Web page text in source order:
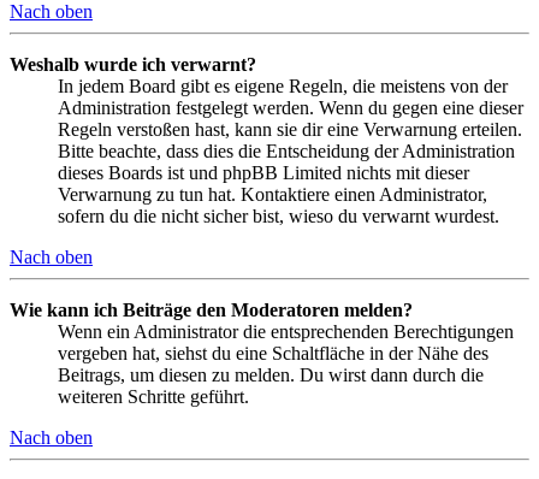
Nach oben
Weshalb wurde ich verwarnt?
In jedem Board gibt es eigene Regeln, die meistens von der
Administration festgelegt werden. Wenn du gegen eine dieser
Regeln verstoßen hast, kann sie dir eine Verwarnung erteilen.
Bitte beachte, dass dies die Entscheidung der Administration
dieses Boards ist und phpBB Limited nichts mit dieser
Verwarnung zu tun hat. Kontaktiere einen Administrator,
sofern du die nicht sicher bist, wieso du verwarnt wurdest.
Nach oben
Wie kann ich Beiträge den Moderatoren melden?
Wenn ein Administrator die entsprechenden Berechtigungen
vergeben hat, siehst du eine Schaltfläche in der Nähe des
Beitrags, um diesen zu melden. Du wirst dann durch die
weiteren Schritte geführt.
Nach oben